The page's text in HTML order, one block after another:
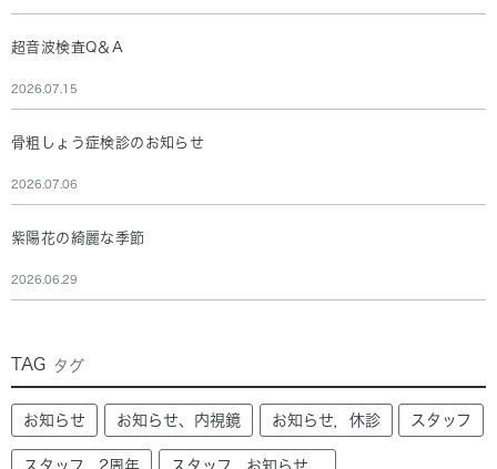
超音波検査Q＆A
2026.07.15
骨粗しょう症検診のお知らせ
2026.07.06
紫陽花の綺麗な季節
2026.06.29
TAG タグ
お知らせ お知らせ、内視鏡 お知らせ，休診 スタッフ
スタッフ，2周年 スタッフ，お知らせ，